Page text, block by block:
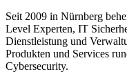
Seit 2009 in Nürnberg
Level Experten, IT
Dienstleistung und
Produkten und Services
Cybersecurity.